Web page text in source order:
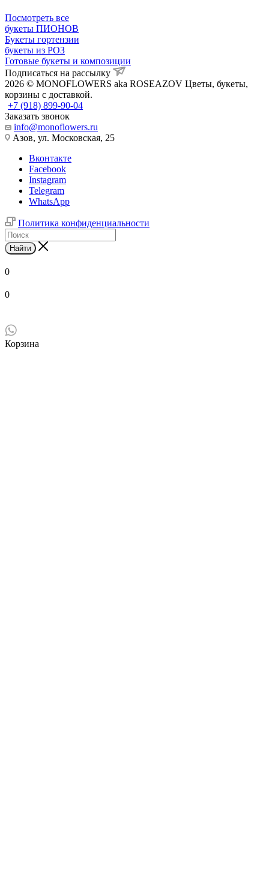
Посмотреть все
букеты ПИОНОВ
Букеты гортензии
букеты из РОЗ
Готовые букеты и композиции
Подписаться на рассылку
2026 © MONOFLOWERS aka ROSEAZOV Цветы, букеты,
корзины с доставкой.
+7 (918) 899-90-04
Заказать звонок
info@monoflowers.ru
Азов, ул. Московская, 25
Вконтакте
Facebook
Instagram
Telegram
WhatsApp
Политика конфиденциальности
Найти
0
0
Корзина